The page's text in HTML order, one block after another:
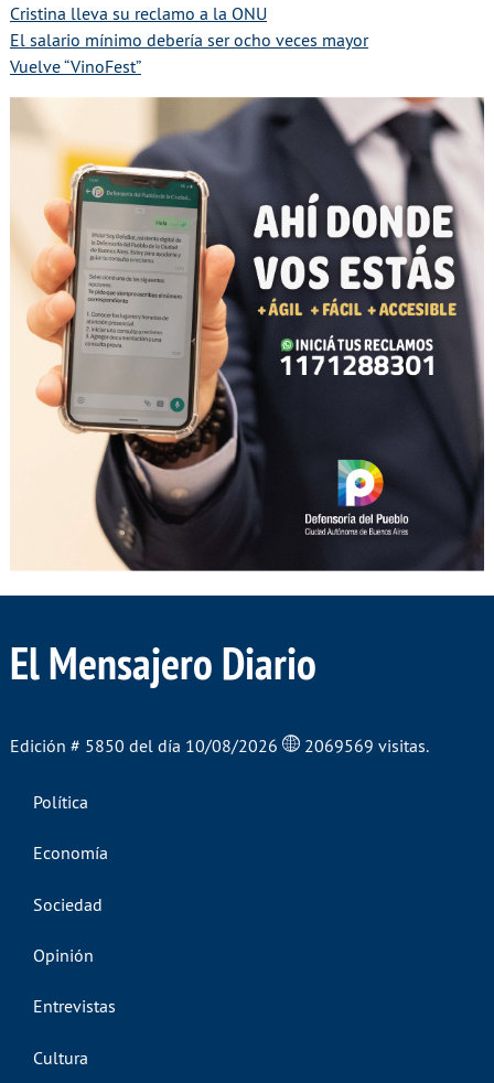
Cristina lleva su reclamo a la ONU
El salario mínimo debería ser ocho veces mayor
Vuelve “VinoFest”
El Mensajero Diario
Edición # 5850 del día 10/08/2026 2069569 visitas.
Política
Economía
Sociedad
Opinión
Entrevistas
Cultura